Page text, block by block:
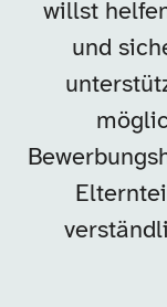
willst
und